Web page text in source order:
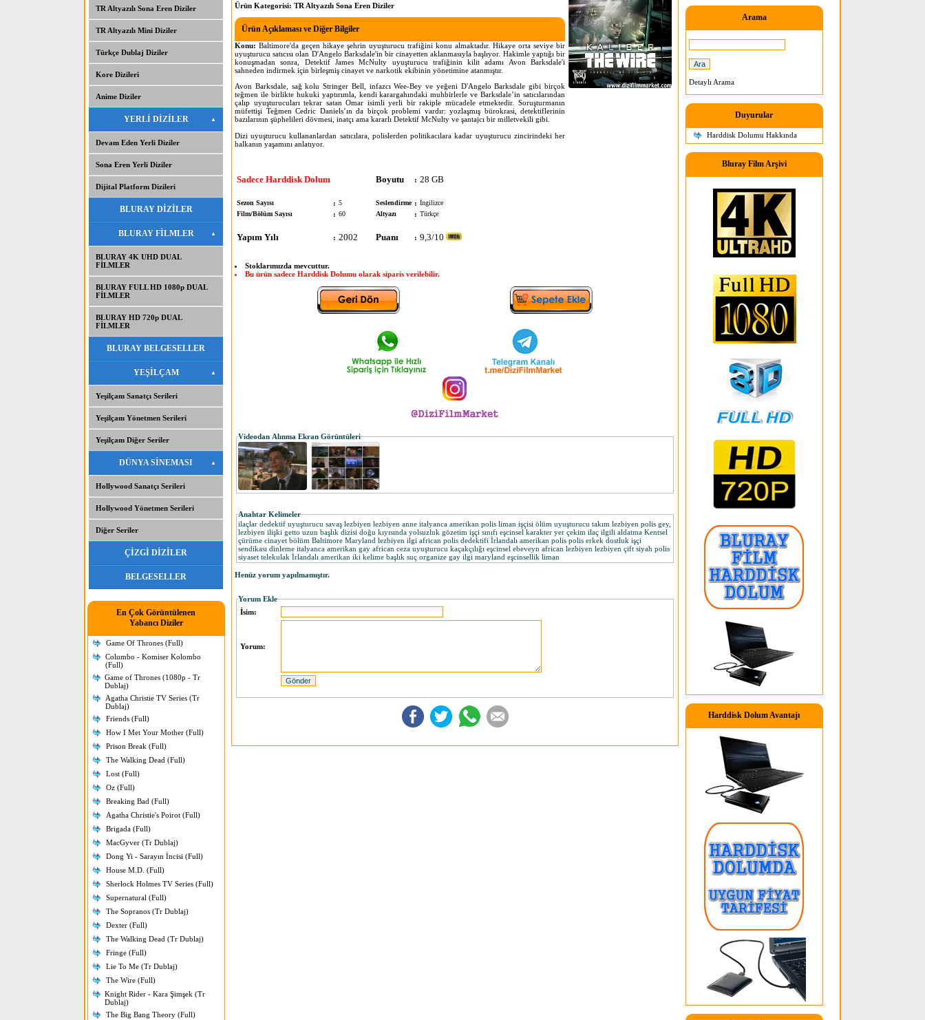
TR Altyazılı Sona Eren Diziler
TR Altyazılı Mini Diziler
Türkçe Dublaj Diziler
Kore Dizileri
Anime Diziler
YERLİ DİZİLER
Devam Eden Yerli Diziler
Sona Eren Yerli Diziler
Dijital Platform Dizileri
BLURAY DİZİLER
BLURAY FİLMLER
BLURAY 4K UHD DUAL
FİLMLER
BLURAY FULL HD 1080p DUAL
FİLMLER
BLURAY HD 720p DUAL
FİLMLER
BLURAY BELGESELLER
YEŞİLÇAM
Yeşilçam Sanatçı Serileri
Yeşilçam Yönetmen Serileri
Yeşilçam Diğer Seriler
DÜNYA SİNEMASI
Hollywood Sanatçı Serileri
Hollywood Yönetmen Serileri
Diğer Seriler
ÇİZGİ DİZİLER
BELGESELLER
En Çok Görüntülenen
Yabancı Diziler
Game Of Thrones (Full)
Columbo - Komiser Kolombo
(Full)
Game of Thrones (1080p - Tr
Dublaj)
Agatha Christie TV Series (Tr
Dublaj)
Friends (Full)
How I Met Your Mother (Full)
Prison Break (Full)
The Walking Dead (Full)
Lost (Full)
Oz (Full)
Breaking Bad (Full)
Agatha Christie's Poirot (Full)
Brigada (Full)
MacGyver (Tr Dublaj)
Dong Yi - Sarayın İncisi (Full)
House M.D. (Full)
Sherlock Holmes TV Series (Full)
Supernatural (Full)
The Sopranos (Tr Dublaj)
Dexter (Full)
The Walking Dead (Tr Dublaj)
Fringe (Full)
Lie To Me (Tr Dublaj)
The Wire (Full)
Knight Rider - Kara Şimşek (Tr
Dublaj)
The Big Bang Theory (Full)
Ürün Kategorisi: TR Altyazılı Sona Eren Diziler
Ürün Açıklaması ve Diğer Bilgiler
Konu: Baltimore'da geçen hikaye şehrin uyuşturucu trafiğini konu almaktadır. Hikaye orta seviye bir
uyuşturucu satıcısı olan D'Angelo Barksdale'in bir cinayetten aklanmasıyla başlıyor. Hakimle yaptığı bir
konuşmadan sonra, Detektif James McNulty uyuşturucu trafiğinin kilit adamı Avon Barksdale'i
sahneden indirmek için birleşmiş cinayet ve narkotik ekibinin yönetimine atanmıştır.
Avon Barksdale, sağ kolu Stringer Bell, infazcı Wee-Bey ve yeğeni D'Angelo Barksdale gibi birçok
teğmen ile birlikte hukuki yaptırımla, kendi karargahındaki muhbirlerle ve Barksdale’in satıcılarından
çalıp uyuşturucuları tekrar satan Omar isimli yerli bir rakiple mücadele etmektedir. Soruşturmanın
müfettişi Teğmen Cedric Daniels’ın da birçok problemi vardır: yozlaşmış bürokrasi, detektiflerinin
bazılarının şüphelileri dövmesi, inatçı ama kararlı Detektif McNulty ve şantajcı bir milletvekili gibi.
Dizi uyuşturucu kullananlardan satıcılara, polislerden politikacılara kadar uyuşturucu zincirindeki her
halkanın yaşamını anlatıyor.
Sadece Harddisk Dolum Boyutu : 28 GB
Sezon Sayısı : 5 Seslendirme : İngilizce
Film/Bölüm Sayısı
: 60 Altyazı : Türkçe
Yapım Yılı : 2002 Puanı : 9,3/10
Stoklarımızda mevcuttur.
Bu ürün sadece Harddisk Dolumu olarak siparis verilebilir.
Videodan Alınma Ekran Görüntüleri
Anahtar Kelimeler
ilaçlar dedektif uyuşturucu savaş lezbiyen lezbiyen anne italyanca amerikan polis liman işçisi ölüm uyuşturucu takım lezbiyen polis gey,
lezbiyen ilişki getto uzun başlık dizisi doğu kıyısında yolsuzluk gözetim işçi sınıfı eşcinsel karakter yer çekim ilaç ilgili aldatma Kentsel
çürüme cinayet bölüm Baltimore Maryland lezbiyen ilgi african polis dedektifi İrlandalı amerikan polis polis erkek dostluk işçi
sendikası dinleme italyanca amerikan gay african ceza uyuşturucu kaçakçılığı eşcinsel ebeveyn african lezbiyen lezbiyen çift siyah polis
siyaset telekulak İrlandalı amerikan iki kelime başlık suç organize gay ilgi maryland eşcinsellik liman
Henüz yorum yapılmamıştır.
Yorum Ekle
İsim:
Yorum:
Arama
Detaylı Arama
Duyurular
Harddisk Dolumu Hakkında
Bluray Film Arşivi
Harddisk Dolum Avantajı